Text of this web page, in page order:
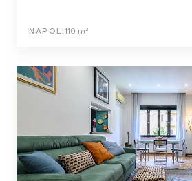
NAPOLI110 m²